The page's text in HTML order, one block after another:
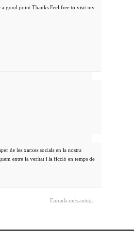
good point Thanks Feel free to visit my
de les xarxes socials en la nostra
entre la veritat i la ficció en temps de
Entrada més antiga